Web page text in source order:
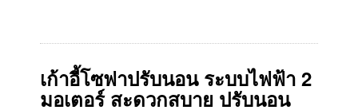
เก้าอี้โซฟาปรับนอน ระบบไฟฟ้า 2
มอเตอร์ สะดวกสบาย ปรับนอน